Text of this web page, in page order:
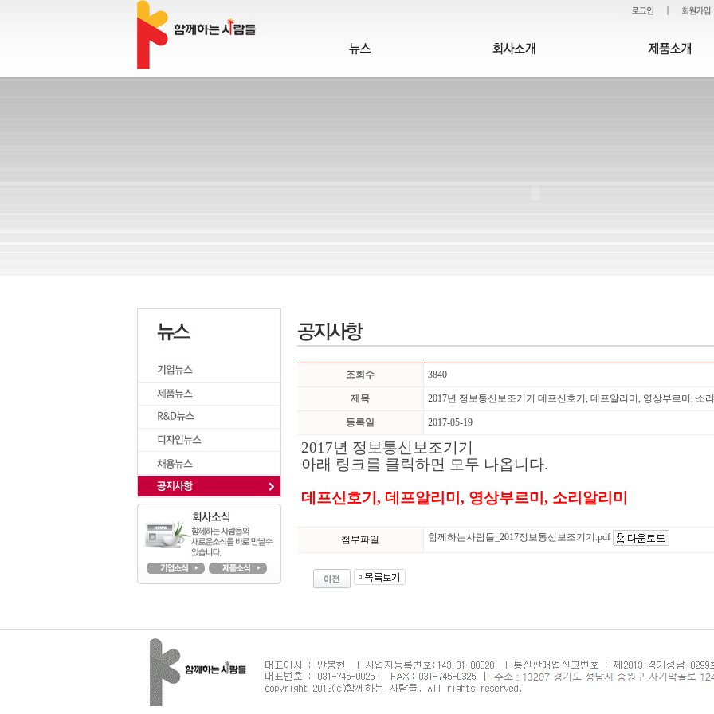
조회수 3840
제목 2017년 정보통신보조기기 데프신호기, 데프알리미, 영상부르미, 소
등록일 2017-05-19
2017년 정보통신보조기기
아래 링크를 클릭하면 모두 나옵니다.
데프신호기, 데프알리미, 영상부르미, 소리알리미
첨부파일 함께하는사람들_2017정보통신보조기기.pdf